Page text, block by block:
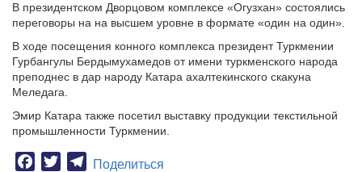
В президентском Дворцовом комплексе «Огузхан» состоялись
переговоры на на высшем уровне в формате «один на один».
В ходе посещения конного комплекса президент Туркмении
Гурбангулы Бердымухамедов от имени туркменского народа
преподнес в дар народу Катара ахалтекинского скакуна
Меледага.
Эмир Катара также посетил выставку продукции текстильной
промышленности Туркмении.
Facebook
TwitterTelegram
Поделиться